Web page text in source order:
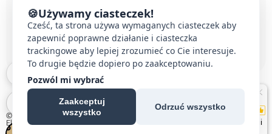
KONTAKT
© 2026 E-DOMUS |Kontakt Simon
Electric|
| All rights reserved
🍪Używamy ciasteczek!
Cześć, ta strona używa wymaganych ciasteczek aby
zapewnić poprawne działanie i ciasteczka
trackingowe aby lepiej zrozumieć co Cie interesuje.
To drugie będzie dopiero po zaakceptowaniu.
Pozwól mi wybrać
Zaakceptuj
wszystko
Odrzuć wszystko